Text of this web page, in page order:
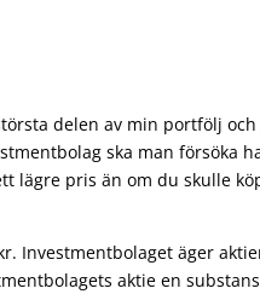
delen av min portfölj
ska man
lägre pris än om du skulle
Investmentbolaget äger
aktie en